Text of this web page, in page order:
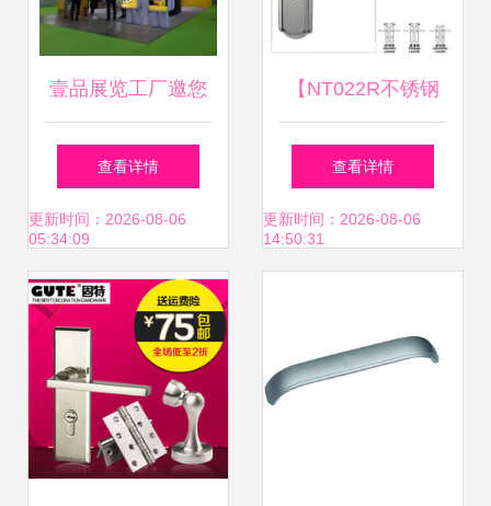
壹品展览工厂邀您
相约2019东北国际
五金展
查看详情
更新时间：2026-08-06
05:34:09
【NT022R不锈钢
连体锁,配72x55锁
体 70mm锁芯】价
锁具,中山市赛戈五
查看详情
更新时间：2026-08-06
14:50:31